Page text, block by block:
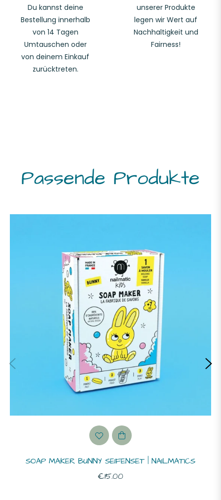
Du kannst deine
Bestellung innerhalb
von 14 Tagen
Umtauschen oder
von deinem Einkauf
zurücktreten.
unserer Produkte
legen wir Wert auf
Nachhaltigkeit und
Fairness!
Passende Produkte
SOAP MAKER BUNNY SEIFENSET | NAILMATICS
Normaler
€15.00